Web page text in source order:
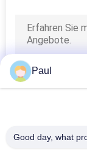
Paul
Good day, what